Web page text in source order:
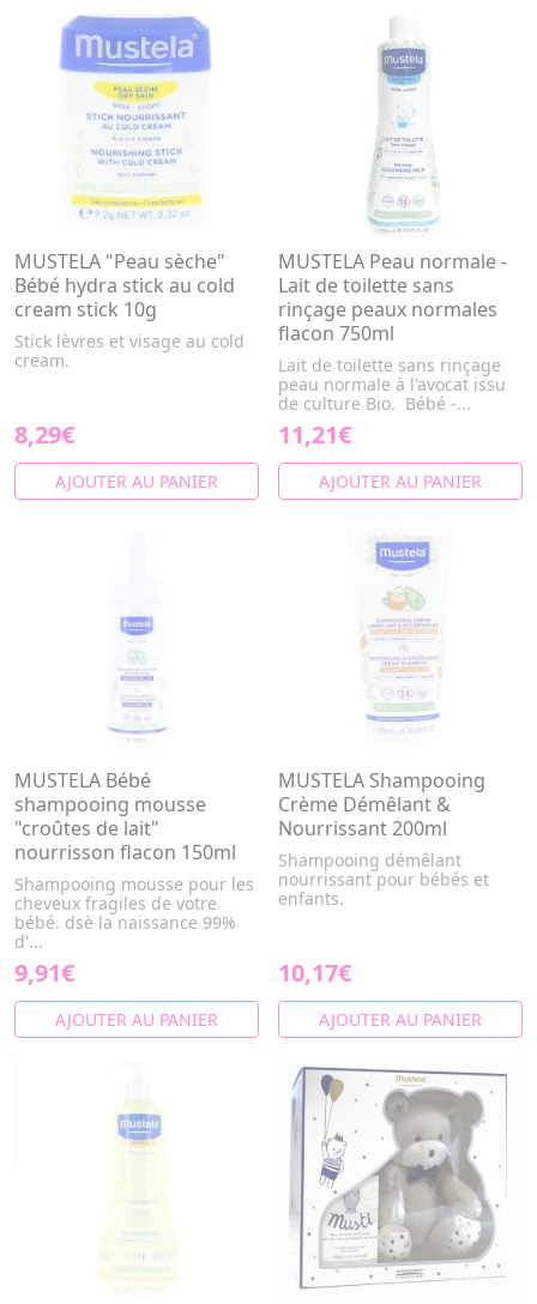
MUSTELA "Peau sèche"
Bébé hydra stick au cold
cream stick 10g
Stick lèvres et visage au cold
cream.
8,29€
AJOUTER AU PANIER
MUSTELA Peau normale -
Lait de toilette sans
rinçage peaux normales
flacon 750ml
Lait de toilette sans rinçage
peau normale à l'avocat issu
de culture Bio. Bébé -...
11,21€
AJOUTER AU PANIER
MUSTELA Bébé
shampooing mousse
"croûtes de lait"
nourrisson flacon 150ml
Shampooing mousse pour les
cheveux fragiles de votre
bébé. dsè la naissance 99%
d'...
9,91€
AJOUTER AU PANIER
MUSTELA Shampooing
Crème Démêlant &
Nourrissant 200ml
Shampooing démêlant
nourrissant pour bébés et
enfants.
10,17€
AJOUTER AU PANIER